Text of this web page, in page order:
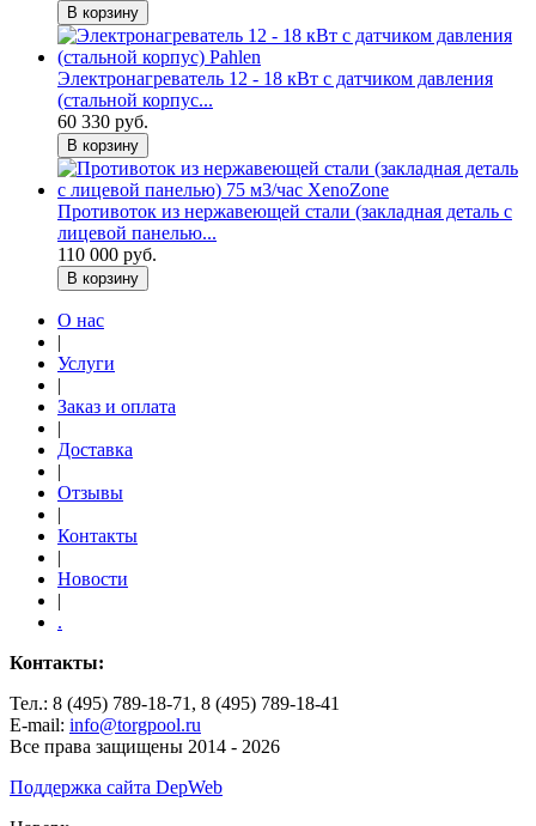
В корзину
Электронагреватель 12 - 18 кВт с датчиком давления
(стальной корпус...
60 330 руб.
В корзину
Противоток из нержавеющей стали (закладная деталь с
лицевой панелью...
110 000 руб.
В корзину
О нас
|
Услуги
|
Заказ и оплата
|
Доставка
|
Отзывы
|
Контакты
|
Новости
|
.
Контакты:
Тел.: 8 (495) 789-18-71, 8 (495) 789-18-41
E-mail: info@torgpool.ru
Все права защищены 2014 - 2026
Поддержка сайта DepWeb